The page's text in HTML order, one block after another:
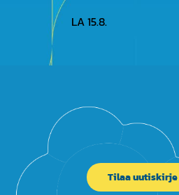
LA 15.8.
Tilaa uutiskirje